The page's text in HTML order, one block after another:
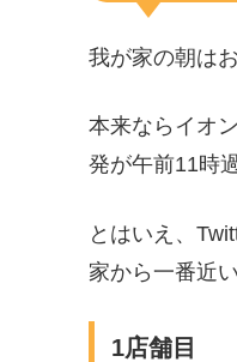
我が家の朝は
本来ならイオ
発が午前11時
とはいえ、
家から一番近
1店舗目